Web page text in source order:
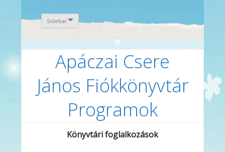
Sidebar
Apáczai Csere
János Fiókkönyvtár
Programok
Könyvtári foglalkozások